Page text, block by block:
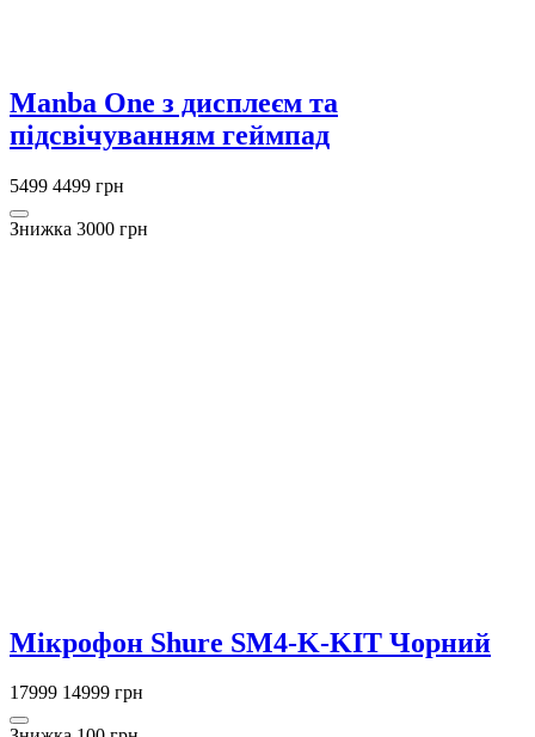
Manba One з дисплеєм та
підсвічуванням геймпад
5499 4499 грн
Знижка 3000 грн
Мікрофон Shure SM4-K-KIT Чорний
17999 14999 грн